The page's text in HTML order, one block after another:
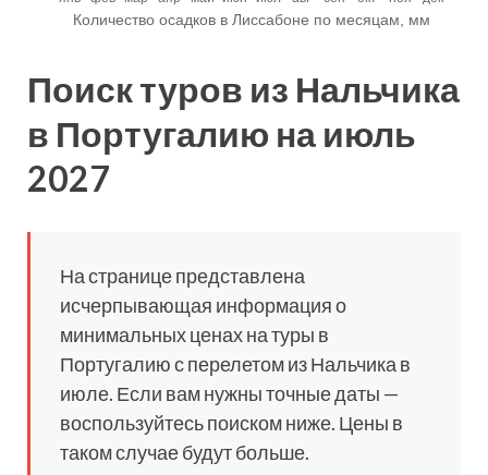
Поиск туров из Нальчика
в Португалию на июль
2027
На странице представлена
исчерпывающая информация о
минимальных ценах на туры в
Португалию с перелетом из Нальчика в
июле. Если вам нужны точные даты —
воспользуйтесь поиском ниже. Цены в
таком случае будут больше.